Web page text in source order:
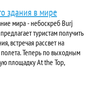
здания в мире
мира - небоскреб Burj
туристам получить
встречая рассвет на
полета. Теперь по выходным
площадку At the Top,